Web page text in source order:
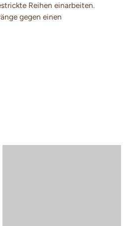
Reihen einarbeiten.
gegen einen